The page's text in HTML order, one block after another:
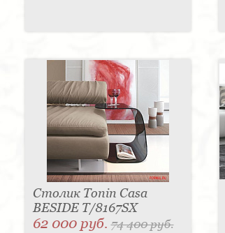
Столик Tonin Casa
BESIDE T/8167SX
62 000 руб.74 400 руб.